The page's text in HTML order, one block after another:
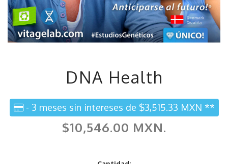
DNA Health
- 3 meses sin intereses de $3,515.33 MXN **
$10,546.00 MXN.